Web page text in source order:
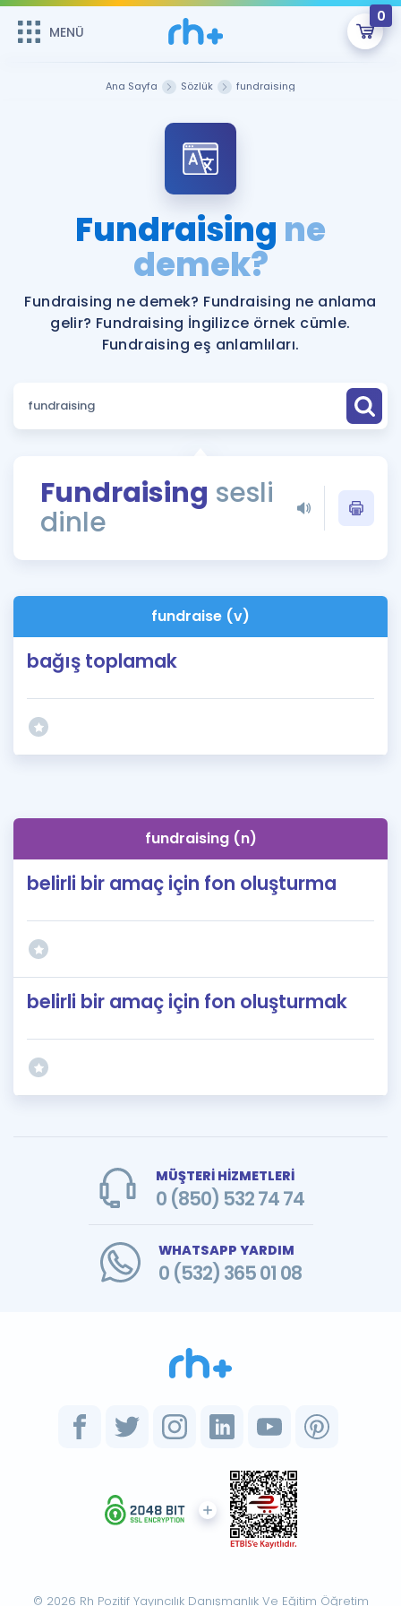
MENÜ
0
Şifremi Hatırlamıyorum
Sepetin Şu An Boş.
Remzi Hoca ile seni sınava hazırlayacak onlarca eğitim seni
bekliyor!
MENÜ
Katılımcı Görüşleri
Faydalı Araçlar
Ücretsiz Kaynaklar
Puan Hesaplama
ÖSYM Sınav Takvimi
Kampanyalar
İngilizce Gramer
İngilizce Gramer
Ana Sayfa Sözlük fundraising
Fundraising ne
demek?
Fundraising ne demek? Fundraising ne anlama
gelir? Fundraising İngilizce örnek cümle.
Fundraising eş anlamlıları.
Fundraising sesli
dinle
fundraise (v)
bağış toplamak
fundraising (n)
belirli bir amaç için fon oluşturma
belirli bir amaç için fon oluşturmak
MÜŞTERİ HİZMETLERİ
0 (850) 532 74 74
WHATSAPP YARDIM
0 (532) 365 01 08
© 2026 Rh Pozitif Yayıncılık Danışmanlık Ve Eğitim Öğretim